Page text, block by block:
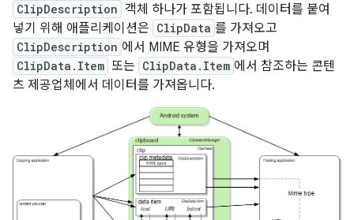
ClipDescription 객체 하나가 포함됩니다. 데이터를 붙여
넣기 위해 애플리케이션은 ClipData 를 가져오고
ClipDescription 에서 MIME 유형을 가져오며
ClipData.Item 또는 ClipData.Item 에서 참조하는 콘텐
츠 제공업체에서 데이터를 가져옵니다.